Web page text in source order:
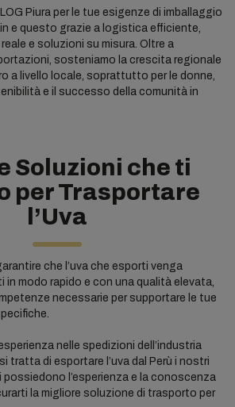
Piura per le tue esigenze di imballaggio
e questo grazie a logistica efficiente,
e soluzioni su misura. Oltre a
sosteniamo la crescita regionale
a livello locale, soprattutto per le donne,
e il successo della comunità in
Soluzioni che ti
per Trasportare
l’Uva
che l’uva che esporti venga
in modo rapido e con una qualità elevata,
necessarie per supportare le tue
nelle spedizioni dell’industria
tratta di esportare l’uva dal Perù i nostri
possiedono l’esperienza e la conoscenza
la migliore soluzione di trasporto per